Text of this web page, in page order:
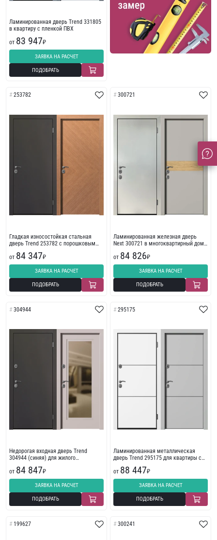
Ламинированная дверь Trend 331805
в квартиру с пленкой ПВХ
от 83 947₽
ЗАЯВКА НА РАСЧЕТ
ПОДОБРАТЬ
253782
Гладкая износостойкая стальная
дверь Trend 253782 с порошковым
от 84 347₽
ЗАЯВКА НА РАСЧЕТ
ПОДОБРАТЬ
300721
Ламинированная железная дверь
Next 300721 в многоквартирный дом
от 84 826₽
ЗАЯВКА НА РАСЧЕТ
ПОДОБРАТЬ
304944
Недорогая входная дверь Trend
304944 (синяя) для жилого
от 84 847₽
ЗАЯВКА НА РАСЧЕТ
ПОДОБРАТЬ
295175
Ламинированная металлическая
дверь Trend 295175 для квартиры с
от 88 447₽
ЗАЯВКА НА РАСЧЕТ
ПОДОБРАТЬ
199627 300241